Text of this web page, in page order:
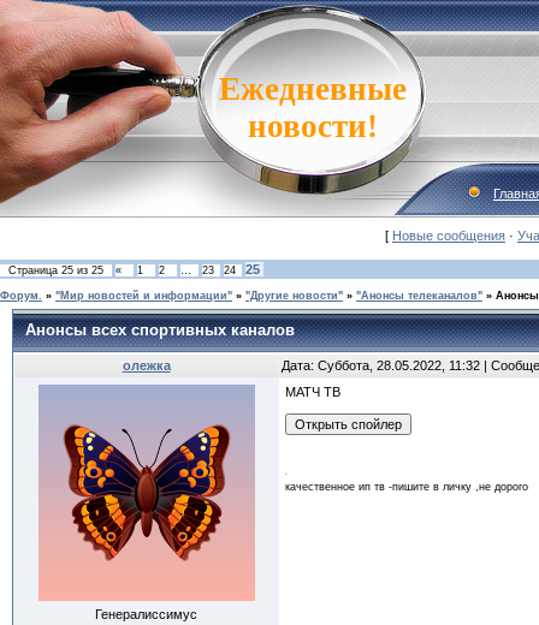
Ежедневные
новости!
[ Новые сообщения ·
Страница 25 из 25 « 1 2 … 23 24 25
Форум. » "Мир новостей и информации" » "Другие новости" » "Анонсы телеканалов" » Анонсы
Анонсы всех спортивных каналов
олежка Дата: Суббота, 28.05.2022, 11:32 |
Генералиссимус
МАТЧ ТВ
качественное ип тв -пишите в личку ,не дорого